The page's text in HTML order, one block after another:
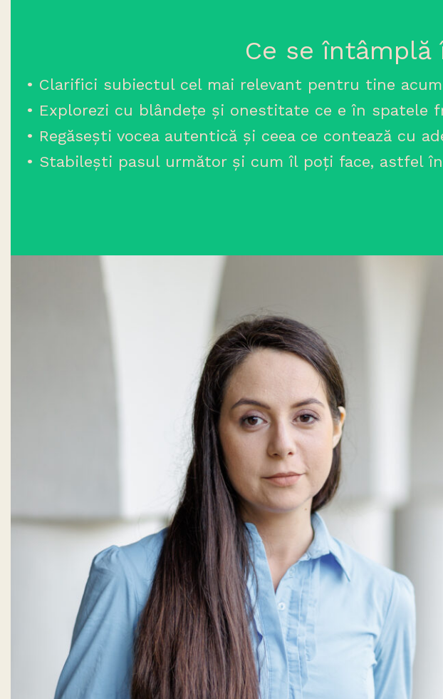
Ce se
• Clarifici subiectul cel mai relevant pentru tine acum
• Explorezi cu blândețe și onestitate ce e în spatele
• Regăsești vocea autentică și ceea ce contează cu
• Stabilești pasul următor și cum îl poți face, astfel